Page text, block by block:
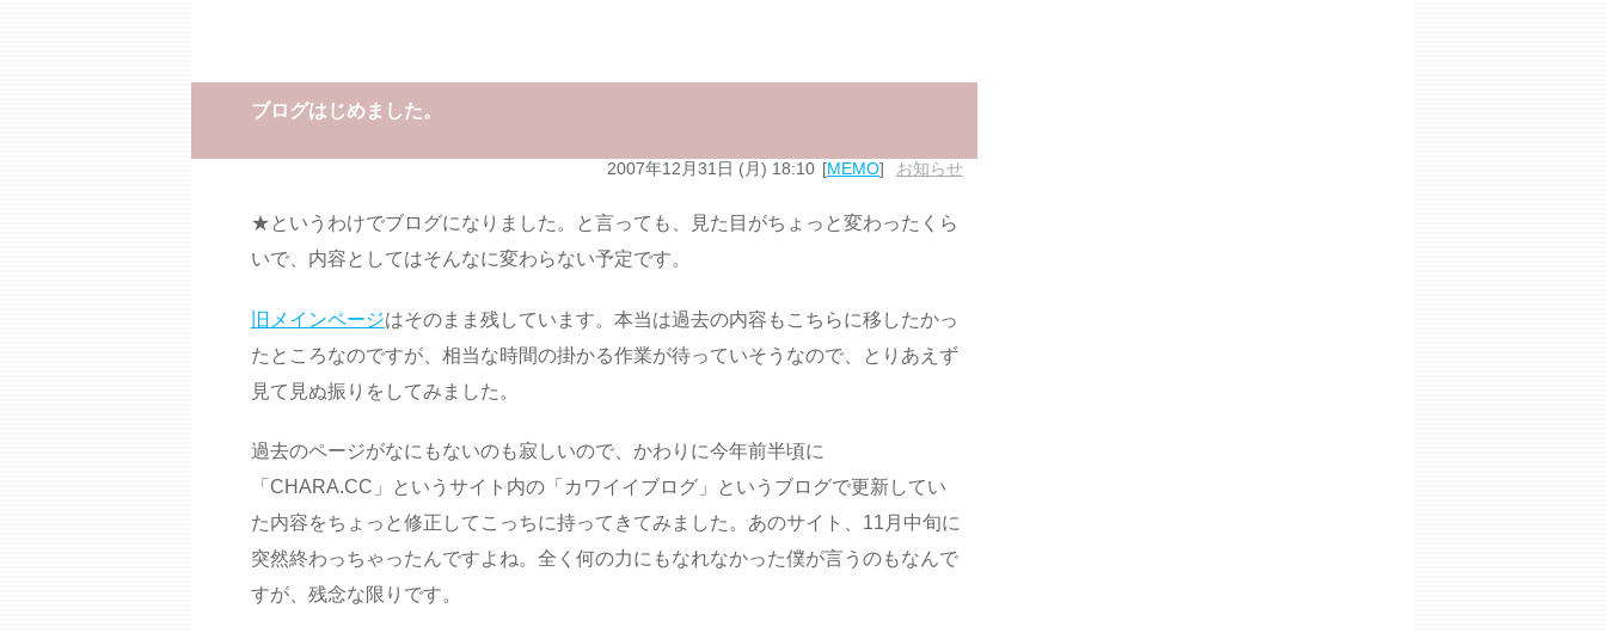
ブログはじめました。
2007年12月31日 (月) 18:10 MEMO お知らせ
★というわけでブログになりました。と言っても、見た目がちょっと変わったくら
いで、内容としてはそんなに変わらない予定です。
旧メインページはそのまま残しています。本当は過去の内容もこちらに移したかっ
たところなのですが、相当な時間の掛かる作業が待っていそうなので、とりあえず
見て見ぬ振りをしてみました。
過去のページがなにもないのも寂しいので、かわりに今年前半頃に
「CHARA.CC」というサイト内の「カワイイブログ」というブログで更新してい
た内容をちょっと修正してこっちに持ってきてみました。あのサイト、11月中旬に
突然終わっちゃったんですよね。全く何の力にもなれなかった僕が言うのもなんで
すが、残念な限りです。